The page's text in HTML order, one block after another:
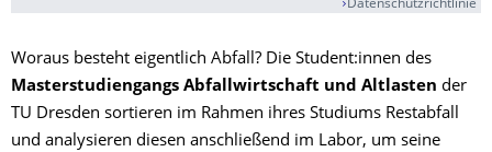
Datenschutzrichtlinie
Woraus besteht eigentlich Abfall? Die Student:innen des
Masterstudiengangs Abfallwirtschaft und Altlasten der
TU Dresden sortieren im Rahmen ihres Studiums Restabfall
und analysieren diesen anschließend im Labor, um seine